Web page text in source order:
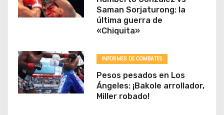
Saman Sorjaturong: la
última guerra de
«Chiquita»
INFORMES DE COMBATES
Pesos pesados en Los
Ángeles: ¡Bakole arrollador,
Miller robado!